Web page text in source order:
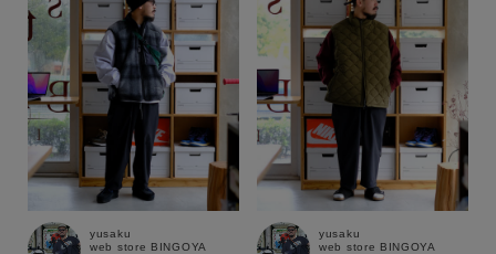
この条件で絞り込む
yusaku
web store BINGOYA
yusaku
web store BINGOYA